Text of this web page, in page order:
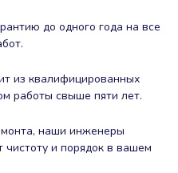
до одного года на все
из квалифицированных
работы свыше пяти лет.
наши инженеры
чистоту и порядок в вашем